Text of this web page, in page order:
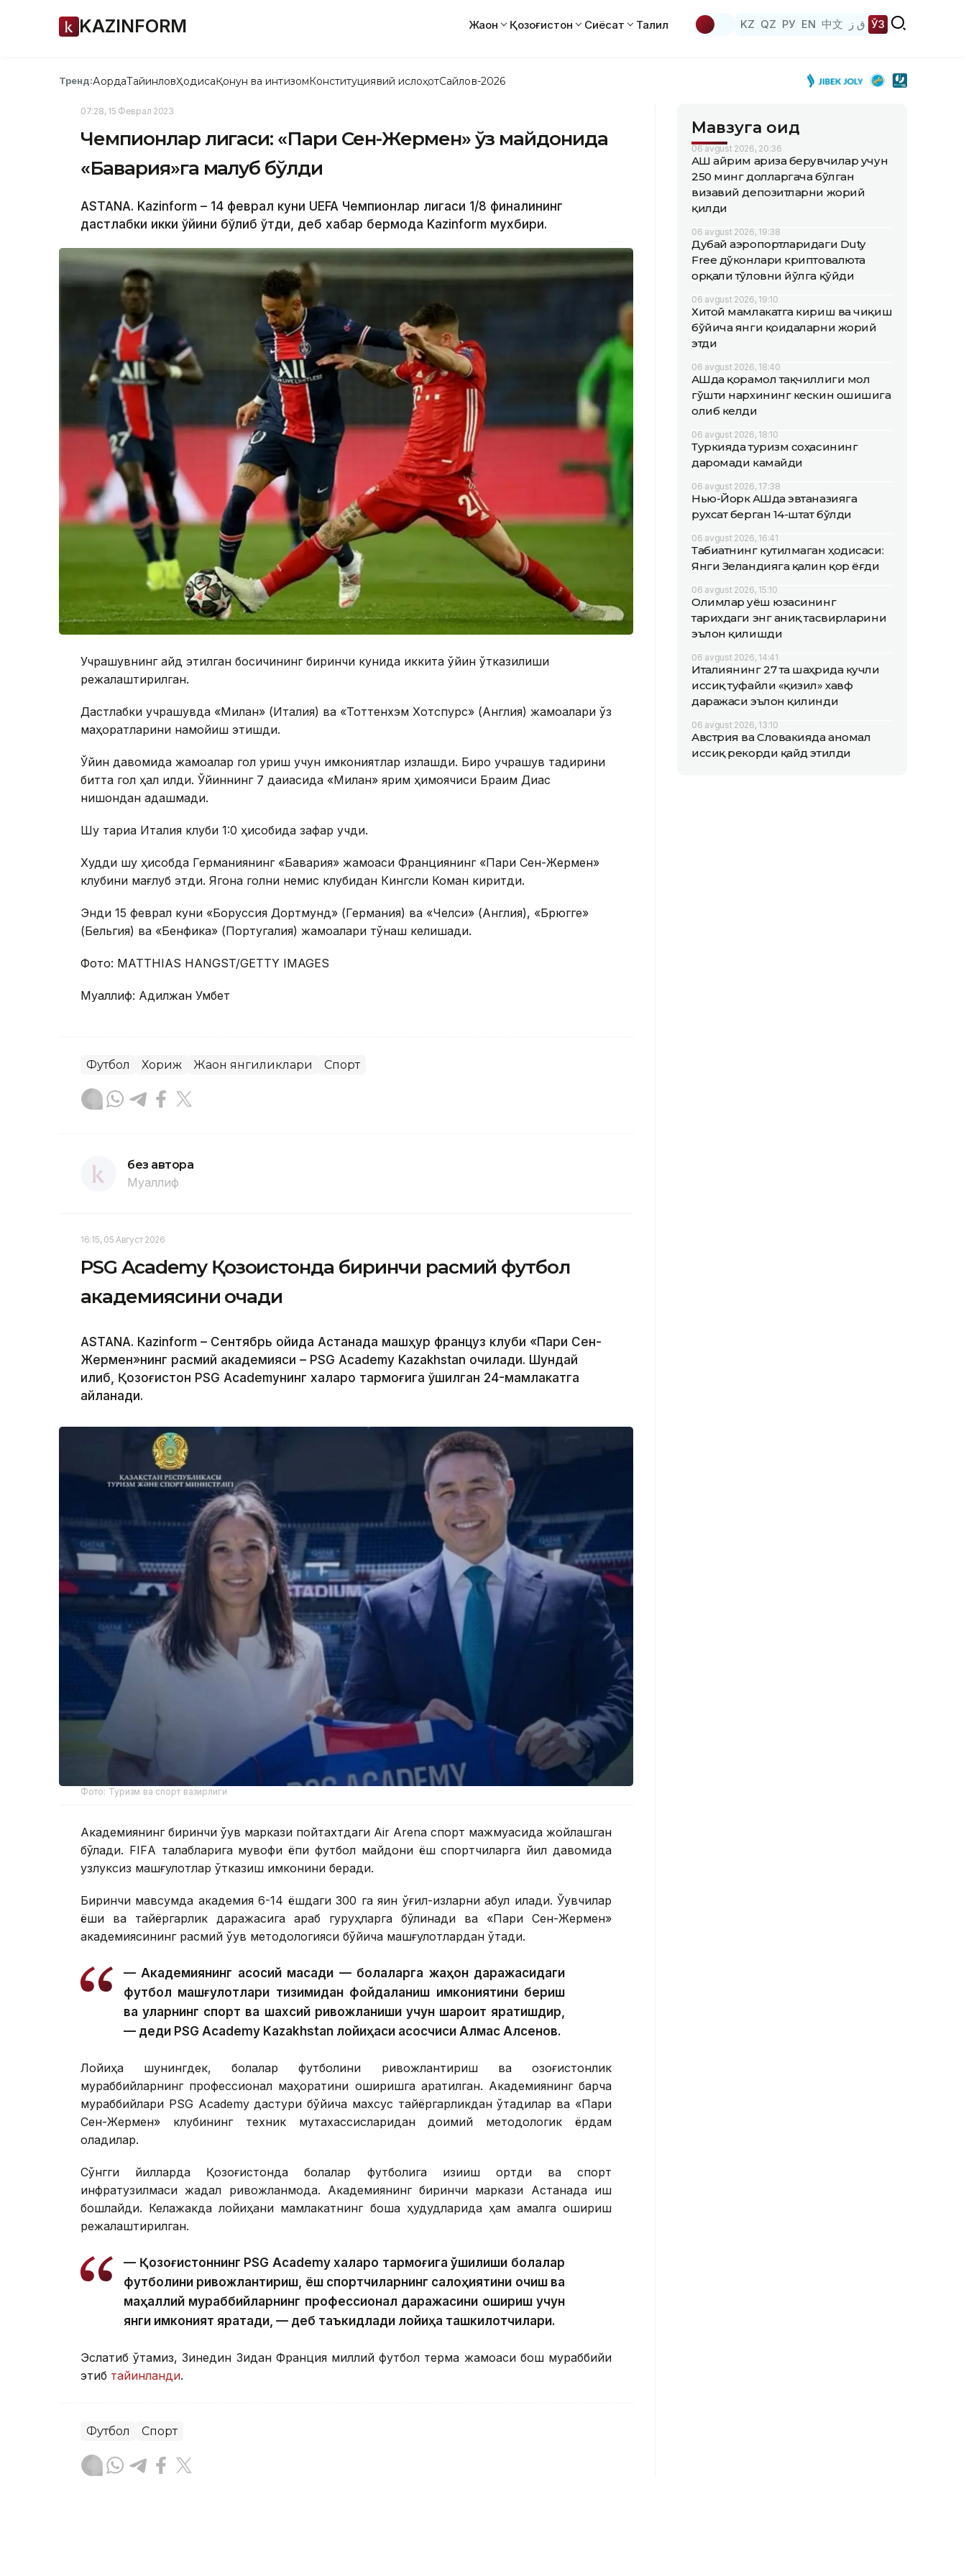
KAZINFORM Жаҳон Қозоғистон Сиёсат Таҳлил KZ QZ РУ EN 中文 ق ز ЎЗ
Тренд:АқордаТайинловҲодисаҚонун ва интизомКонституциявий ислоҳотСайлов-2026
07:28, 15 Феврал 2023
Чемпионлар лигаси: «Пари Сен-Жермен» ўз майдонида
«Бавария»га мағлуб бўлди
ASTANA. Kazinform – 14 феврал куни UEFA Чемпионлар лигаси 1/8 финалининг
дастлабки икки ўйини бўлиб ўтди, деб хабар бермоқда Kazinform мухбири.
Учрашувнинг қайд этилган босқичининг биринчи кунида иккита ўйин ўтказилиши
режалаштирилган.
Дастлабки учрашувда «Милан» (Италия) ва «Тоттенхэм Хотспурс» (Англия) жамоалари ўз
маҳоратларини намойиш этишди.
Ўйин давомида жамоалар гол уриш учун имкониятлар излашди. Бироқ учрашув тақдирини
битта гол ҳал қилди. Ўйиннинг 7 дақиқасида «Милан» ярим ҳимоячиси Браим Диас
нишондан адашмади.
Шу тариқа Италия клуби 1:0 ҳисобида зафар қучди.
Худди шу ҳисобда Германиянинг «Бавария» жамоаси Франциянинг «Пари Сен-Жермен»
клубини мағлуб этди. Ягона голни немис клубидан Кингсли Коман киритди.
Энди 15 феврал куни «Боруссия Дортмунд» (Германия) ва «Челси» (Англия), «Брюгге»
(Бельгия) ва «Бенфика» (Португалия) жамоалари тўқнаш келишади.
Фото: MATTHIAS HANGST/GETTY IMAGES
Муаллиф: Адилжан Умбет
Футбол Хориж Жаҳон янгиликлари Спорт
без автора
Муаллиф
16:15, 05 Август 2026
PSG Academy Қозоғистонда биринчи расмий футбол
академиясини очади
ASTANА. Кazinform – Сентябрь ойида Астанада машҳур француз клуби «Пари Сен-
Жермен»нинг расмий академияси – PSG Academy Kazakhstan очилади. Шундай
қилиб, Қозоғистон PSG Academyнинг халқаро тармоғига қўшилган 24-мамлакатга
айланади.
Фото: Туризм ва спорт вазирлиги
Академиянинг биринчи ўқув маркази пойтахтдаги Air Arena спорт мажмуасида жойлашган
бўлади. FIFА талабларига мувофиқ ёпиқ футбол майдони ёш спортчиларга йил давомида
узлуксиз машғулотлар ўтказиш имконини беради.
Биринчи мавсумда академия 6-14 ёшдаги 300 га яқин ўғил-қизларни қабул қилади. Ўқувчилар
ёши ва тайёргарлик даражасига қараб гуруҳларга бўлинади ва «Пари Сен-Жермен»
академиясининг расмий ўқув методологияси бўйича машғулотлардан ўтади.
— Академиянинг асосий мақсади — болаларга жаҳон даражасидаги
футбол машғулотлари тизимидан фойдаланиш имкониятини бериш
ва уларнинг спорт ва шахсий ривожланиши учун шароит яратишдир,
— деди PSG Academy Kazakhstan лойиҳаси асосчиси Алмас Алсенов.
Лойиҳа шунингдек, болалар футболини ривожлантириш ва қозоғистонлик
мураббийларнинг профессионал маҳоратини оширишга қаратилган. Академиянинг барча
мураббийлари PSG Academy дастури бўйича махсус тайёргарликдан ўтадилар ва «Пари
Сен-Жермен» клубининг техник мутахассисларидан доимий методологик ёрдам
оладилар.
Сўнгги йилларда Қозоғистонда болалар футболига қизиқиш ортди ва спорт
инфратузилмаси жадал ривожланмоқда. Академиянинг биринчи маркази Астанада иш
бошлайди. Келажакда лойиҳани мамлакатнинг бошқа ҳудудларида ҳам амалга ошириш
режалаштирилган.
— Қозоғистоннинг PSG Academy халқаро тармоғига қўшилиши болалар
футболини ривожлантириш, ёш спортчиларнинг салоҳиятини очиш ва
маҳаллий мураббийларнинг профессионал даражасини ошириш учун
янги имконият яратади, — деб таъкидлади лойиҳа ташкилотчилари.
Эслатиб ўтамиз, Зинедин Зидан Франция миллий футбол терма жамоаси бош мураббийи
этиб тайинланди.
Футбол Спорт
Мавзуга оид
06 avgust 2026, 20:36
АҚШ айрим ариза берувчилар учун
250 минг долларгача бўлган
визавий депозитларни жорий
қилди
06 avgust 2026, 19:38
Дубай аэропортларидаги Duty
Free дўконлари криптовалюта
орқали тўловни йўлга қўйди
06 avgust 2026, 19:10
Хитой мамлакатга кириш ва чиқиш
бўйича янги қоидаларни жорий
этди
06 avgust 2026, 18:40
АҚШда қорамол тақчиллиги мол
гўшти нархининг кескин ошишига
олиб келди
06 avgust 2026, 18:10
Туркияда туризм соҳасининг
даромади камайди
06 avgust 2026, 17:38
Нью-Йорк АҚШда эвтаназияга
рухсат берган 14-штат бўлди
06 avgust 2026, 16:41
Табиатнинг кутилмаган ҳодисаси:
Янги Зеландияга қалин қор ёғди
06 avgust 2026, 15:10
Олимлар Қуёш юзасининг
тарихдаги энг аниқ тасвирларини
эълон қилишди
06 avgust 2026, 14:41
Италиянинг 27 та шаҳрида кучли
иссиқ туфайли «қизил» хавф
даражаси эълон қилинди
06 avgust 2026, 13:10
Австрия ва Словакияда аномал
иссиқ рекорди қайд этилди